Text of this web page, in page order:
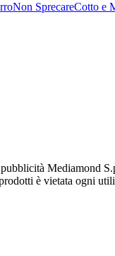
Non SprecareCotto e
Mediamond
è vietata ogni